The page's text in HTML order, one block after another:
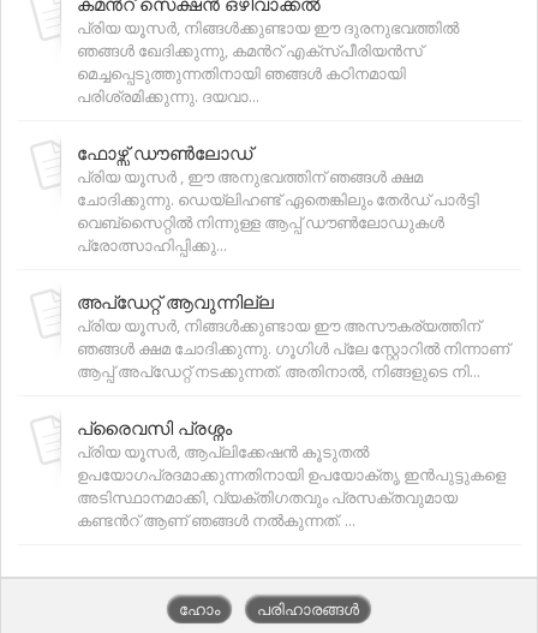
പ്രിയ യൂസര്‍, നിങ്ങള്‍ക്കുണ്ടായ ഈ ദുരനുഭവത്തിൽ
ഞങ്ങൾ ഖേദിക്കുന്നു, കമന്‍റ് എക്സ്പീരിയന്‍സ്
മെച്ചപ്പെടുത്തുന്നതിനായി ഞങ്ങൾ കഠിനമായി
പരിശ്രമിക്കുന്നു. ദയവാ...
ഫോഴ്സ് ഡൗൺലോഡ്
പ്രിയ യൂസര്‍ , ഈ അനുഭവത്തിന് ഞങ്ങൾ ക്ഷമ
ചോദിക്കുന്നു. ഡെയ്‌ലിഹണ്ട് ഏതെങ്കിലും തേര്‍ഡ് പാര്‍ട്ടി
വെബ്‌സൈറ്റിൽ നിന്നുള്ള ആപ്പ് ഡൗൺലോഡുകൾ
പ്രോത്സാഹിപ്പിക്കു...
അപ്ഡേറ്റ് ആവുന്നില്ല
പ്രിയ യൂസര്‍, നിങ്ങള്‍ക്കുണ്ടായ ഈ അസൗകര്യത്തിന്
ഞങ്ങൾ ക്ഷമ ചോദിക്കുന്നു. ഗൂഗിൾ പ്ലേ സ്റ്റോറിൽ നിന്നാണ്
ആപ്പ് അപ്‌ഡേറ്റ് നടക്കുന്നത്. അതിനാൽ, നിങ്ങളുടെ നി...
പ്രൈവസി പ്രശ്നം
പ്രിയ യൂസര്‍, ആപ്ലിക്കേഷൻ കൂടുതൽ
ഉപയോഗപ്രദമാക്കുന്നതിനായി ഉപയോക്തൃ ഇൻപുട്ടുകളെ
അടിസ്ഥാനമാക്കി, വ്യക്തിഗതവും പ്രസക്തവുമായ
കണ്ടന്‍റ് ആണ് ഞങ്ങള്‍ നൽകുന്നത്. ...
ഹോം പരിഹാരങ്ങൾ